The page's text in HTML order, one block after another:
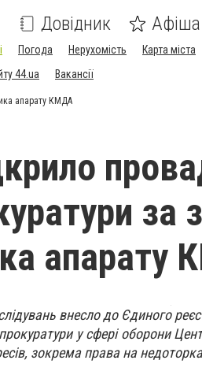
Довідник Афіша
Погода Нерухомість Карта міста
44.ua
Вакансії
апарату КМДА
за
апарату
внесло до Єдиного
прокуратури у сфері оборони
зокрема права на